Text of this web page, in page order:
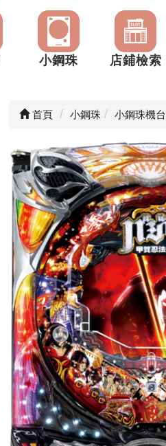
小鋼珠 店鋪檢索
首頁 小鋼珠 小鋼珠機